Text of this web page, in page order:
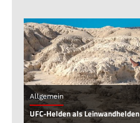
Allgemein
UFC-Helden als Leinwandhelden